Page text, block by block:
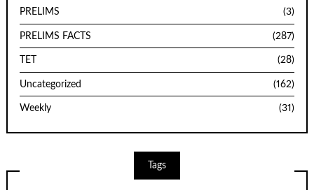
PRELIMS (3)
PRELIMS FACTS (287)
TET (28)
Uncategorized (162)
Weekly (31)
Tags